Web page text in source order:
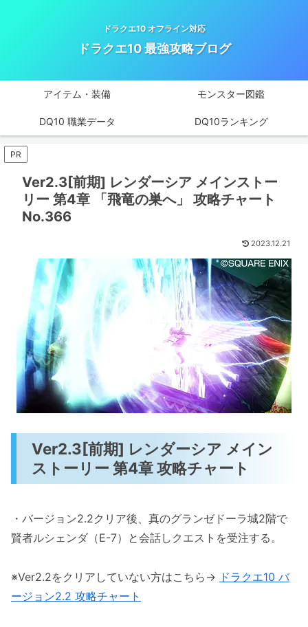
ドラクエ10 オフライン対応
ドラクエ10 最強攻略ブログ
アイテム・装備 モンスター図鑑
DQ10 職業データ DQ10ランキング
PR
Ver2.3[前期] レンダーシア メインストー
リー 第4章 「飛竜の巣へ」 攻略チャート
No.366
2023.12.21
Ver2.3[前期] レンダーシア メイン
ストーリー 第4章 攻略チャート
・バージョン2.2クリア後、真のグランゼドーラ城2階で
賢者ルシェンダ（E-7）と会話しクエストを受注する。
※Ver2.2をクリアしていない方はこちら→ ドラクエ10 バ
ージョン2.2 攻略チャート